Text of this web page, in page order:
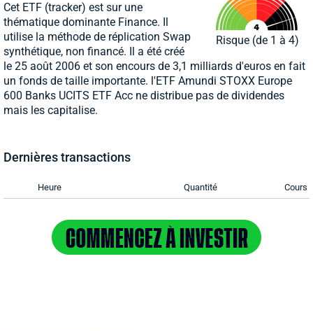
Risque (de 1 à 4)
Cet ETF (tracker) est sur une
thématique dominante Finance. Il
utilise la méthode de réplication Swap
synthétique, non financé. Il a été créé
le 25 août 2006 et son encours de 3,1 milliards d'euros en fait
un fonds de taille importante. l'ETF Amundi STOXX Europe
600 Banks UCITS ETF Acc ne distribue pas de dividendes
mais les capitalise.
Dernières transactions
Heure Quantité Cours